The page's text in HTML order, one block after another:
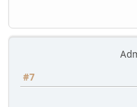
#7